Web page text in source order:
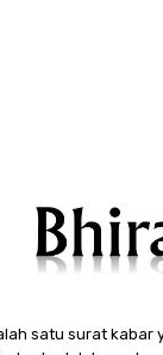
satu surat